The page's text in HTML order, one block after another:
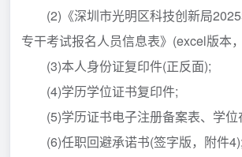
(2)《深圳市光明区科技创新局2025
专干考试报名人员信息表》(excel版本
(3)本人身份证复印件(正反面);
(4)学历学位证书复印件;
(5)学历证书电子注册备案表、学位
(6)任职回避承诺书(签字版，附件4);